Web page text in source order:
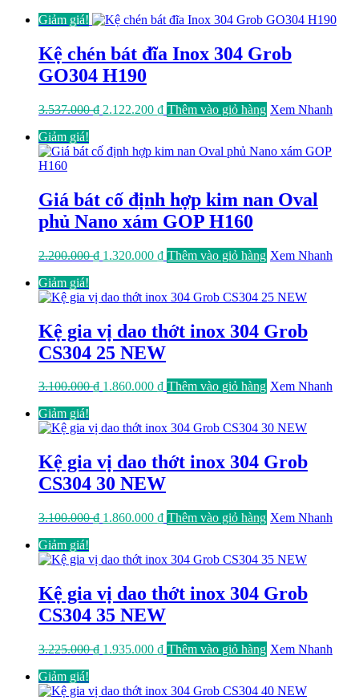
là:
tại
2.017.200 ₫.
Giảm giá!
Kệ chén bát đĩa Inox 304 Grob
GO304 H190
3.537.000₫ Giá
3.537.000 ₫.
2.122.200 ₫Giá
là:
Thêm vào giỏ hàng Xem Nhanh
Giảm giá!
Giá bát cố định hợp kim nan Oval
phủ Nano xám GOP H160
2.200.000₫ Giá
2.200.000 ₫.
1.320.000 ₫Giá
là:
Thêm vào giỏ hàng Xem Nhanh
Giảm giá!
Kệ gia vị dao thớt inox 304 Grob
CS304 25 NEW
3.100.000₫ Giá
3.100.000 ₫.
1.860.000 ₫Giá
là:
Thêm vào giỏ hàng Xem Nhanh
Giảm giá!
Kệ gia vị dao thớt inox 304 Grob
CS304 30 NEW
3.100.000₫ Giá
3.100.000 ₫.
1.860.000 ₫Giá
là:
Thêm vào giỏ hàng Xem Nhanh
Giảm giá!
Kệ gia vị dao thớt inox 304 Grob
CS304 35 NEW
3.225.000₫ Giá
3.225.000 ₫.
1.935.000 ₫Giá
là:
Thêm vào giỏ hàng Xem Nhanh
Giảm giá!